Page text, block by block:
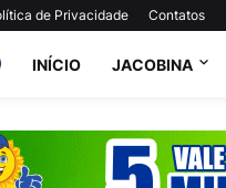
de Privacidade Contatos
INÍCIO JACOBINA